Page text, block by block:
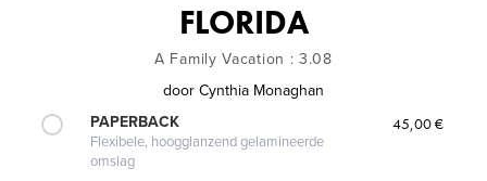
FLORIDA
A Family Vacation : 3.08
door Cynthia Monaghan
PAPERBACK
Flexibele, hoogglanzend gelamineerde
omslag
45,00 €